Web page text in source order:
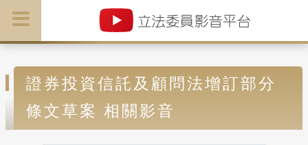
證券投資信託及顧問法增訂部分
條文草案 相關影音